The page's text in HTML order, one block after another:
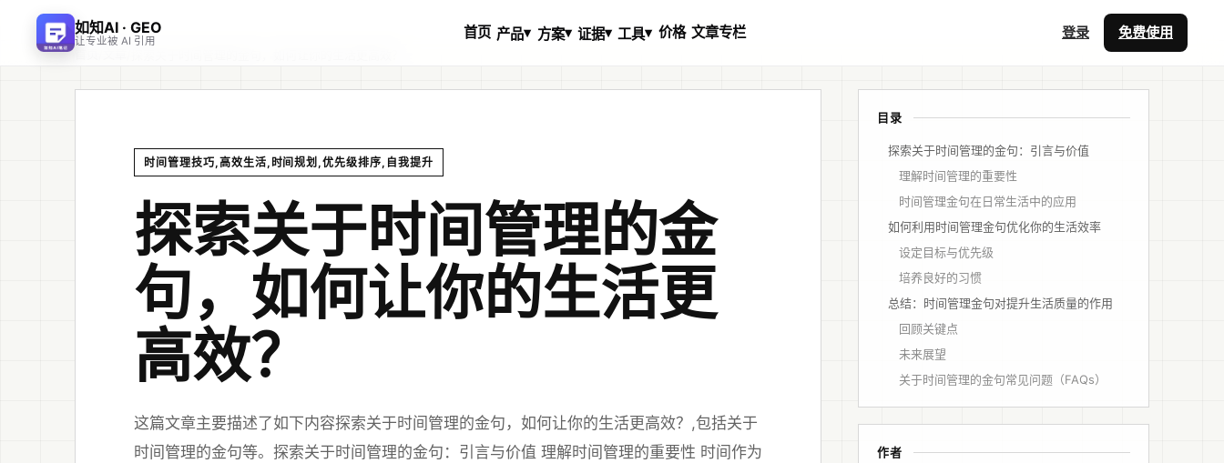
如知AI · GEO
让专业被 AI 引用 首页 产品▾ 方案▾ 证据▾ 工具▾ 价格 文章专栏 登录 免费使用
时间管理技巧,高效生活,时间规划,优先级排序,自我提升
探索关于时间管理的金
句，如何让你的生活更
高效？
这篇文章主要描述了如下内容探索关于时间管理的金句，如何让你的生活更高效？,包括关于
时间管理的金句等。探索关于时间管理的金句：引言与价值 理解时间管理的重要性 时间作为
目录
探索关于时间管理的金句：引言与价值
理解时间管理的重要性
时间管理金句在日常生活中的应用
如何利用时间管理金句优化你的生活效率
设定目标与优先级
培养良好的习惯
总结：时间管理金句对提升生活质量的作用
回顾关键点
未来展望
关于时间管理的金句常见问题（FAQs）
作者